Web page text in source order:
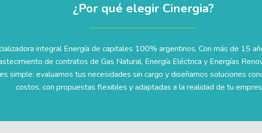
integral Energía de capitales 100% argentinos. Con más de 15
de contratos de Gas Natural, Energía Eléctrica y Energías
simple: evaluamos tus necesidades sin cargo y diseñamos soluciones
costos, con propuestas flexibles y adaptadas a la realidad de tu
¿Por qué elegir Cinergia?